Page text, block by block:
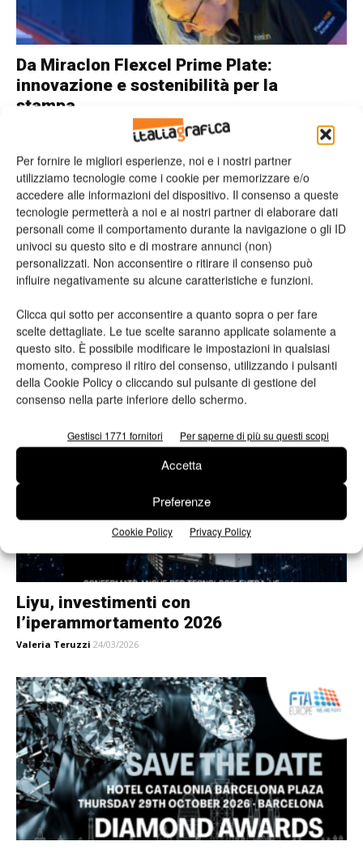
Per fornire le migliori esperienze, noi e i nostri partner
utilizziamo tecnologie come i cookie per memorizzare e/o
accedere alle informazioni del dispositivo. Il consenso a queste
tecnologie permetterà a noi e ai nostri partner di elaborare dati
personali come il comportamento durante la navigazione o gli ID
univoci su questo sito e di mostrare annunci (non)
personalizzati. Non acconsentire o ritirare il consenso può
influire negativamente su alcune caratteristiche e funzioni.
Clicca qui sotto per acconsentire a quanto sopra o per fare
scelte dettagliate. Le tue scelte saranno applicate solamente a
questo sito. È possibile modificare le impostazioni in qualsiasi
momento, compreso il ritiro del consenso, utilizzando i pulsanti
della Cookie Policy o cliccando sul pulsante di gestione del
consenso nella parte inferiore dello schermo.
Gestisci 1771 fornitori Per saperne di più su questi scopi
Accetta
Preferenze
Cookie Policy Privacy Policy
Da Miraclon Flexcel Prime Plate:
innovazione e sostenibilità per la
stampa...
31/03/2026
Liyu: novità Signature Series, più stabilità
nella stampa su cartone ondulato
Valeria Teruzzi 31/03/2026
Liyu, investimenti con
l’iperammortamento 2026
Valeria Teruzzi 24/03/2026